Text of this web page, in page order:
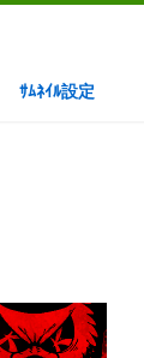
ｻﾑﾈｲﾙ設定